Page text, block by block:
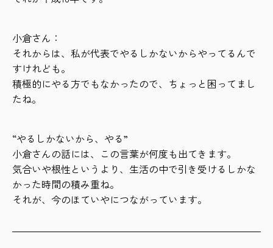
小倉さん：
それからは、私が代表でやるしかないからやってるんで
すけれども。
積極的にやる方でもなかったので、ちょっと困ってまし
たね。
“やるしかないから、やる”
小倉さんの話には、この言葉が何度も出てきます。
気合いや根性というより、生活の中で引き受けるしかな
かった時間の積み重ね。
それが、今のほていやにつながっています。